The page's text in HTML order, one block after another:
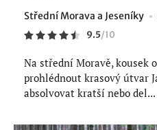
Střední Morava a Jeseníky
9.5/10
Na střední Moravě, kousek
prohlédnout krasový útvar
absolvovat kratší nebo del...